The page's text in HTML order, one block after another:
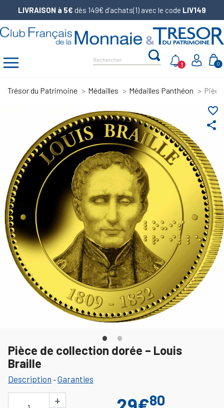
LIVRAISON à 5€ dès 149€ d’achats(1) avec le code LIV149
0
1
Trésor du Patrimoine Médailles Médailles Panthéon
share
favorite_border
Pièce de collection dorée – Louis
Braille
Description -Garanties
+
80